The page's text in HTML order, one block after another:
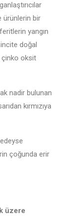
ürünlerin bir
yangın
doğal
çinko oksit
nadir bulunan
kırmızıya
çoğunda erir
üzere